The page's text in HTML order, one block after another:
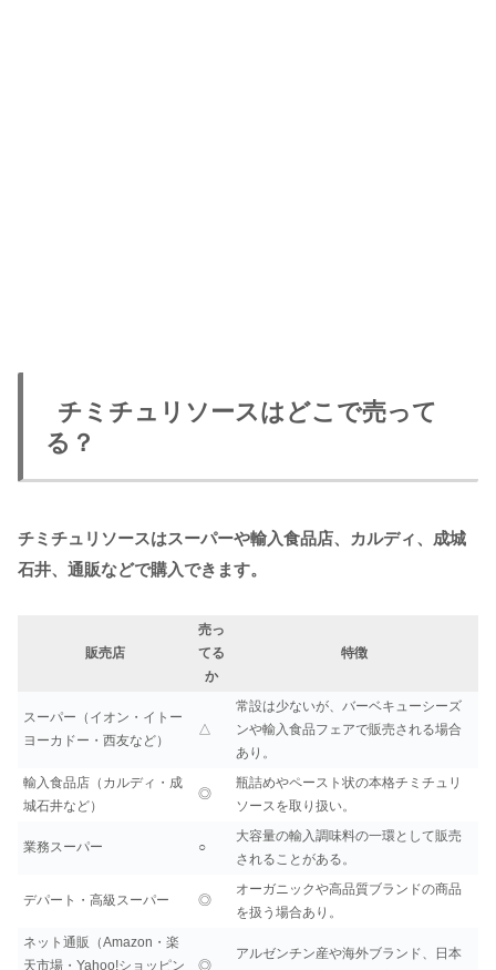
チミチュリソースはどこで売って
る？
チミチュリソースはスーパーや輸入食品店、カルディ、成城
石井、通販などで購入できます。
販売店
売っ
てる
か
特徴
スーパー（イオン・イトー
ヨーカドー・西友など）
△
常設は少ないが、バーベキューシーズ
ンや輸入食品フェアで販売される場合
あり。
輸入食品店（カルディ・成
城石井など）
◎
瓶詰めやペースト状の本格チミチュリ
ソースを取り扱い。
業務スーパー ○
大容量の輸入調味料の一環として販売
されることがある。
デパート・高級スーパー ◎
オーガニックや高品質ブランドの商品
を扱う場合あり。
ネット通販（Amazon・楽
天市場・Yahoo!ショッピン
◎
アルゼンチン産や海外ブランド、日本